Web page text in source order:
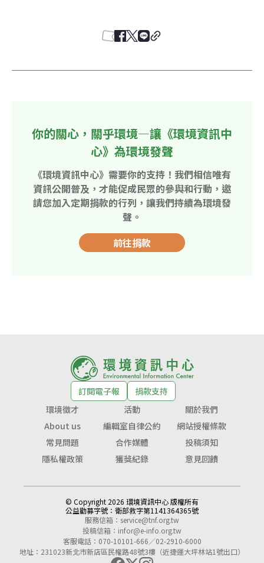
你的關心，關乎環境—讓《環境資訊中
心》為環境發聲
《環境資訊中心》需要你的支持！我們相信唯有
資訊公開普及，才能促成民眾的參與和行動，邀
請您加入定期捐款的行列，讓我們持續為環境發
聲。
前往捐款
訂閱電子報
捐款支持
環境徵才
活動
關於我們
About us
編輯室自律公約
網站授權條款
常見問題
合作媒體
投稿須知
隱私權政策
獲獎紀錄 意見回饋
© Copyright 2026 環境資訊中心 版權所有
公益勸募字號： 衛部救字第1141364365號
服務信箱： service@tnf.org.tw
投稿信箱： infor@e-info.org.tw
客服電話：070-10101-666／02-2910-6000
地址：231023新北市新店區民權路48號3樓（近捷運大坪林站1號出口）